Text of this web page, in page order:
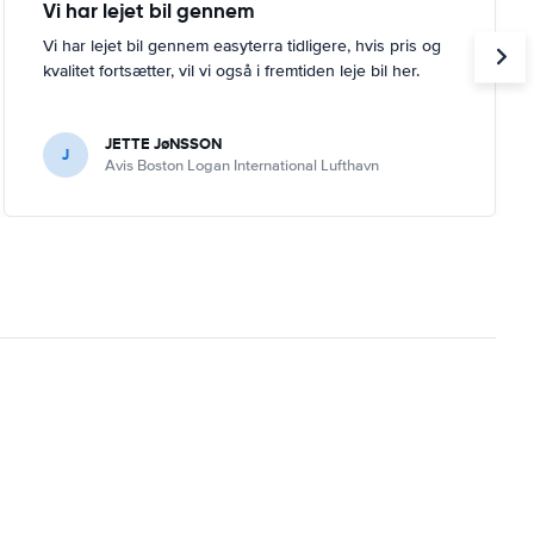
Vi har lejet bil gennem
Vi har lejet bil gennem easyterra tidligere, hvis pris og
kvalitet fortsætter, vil vi også i fremtiden leje bil her.
J JETTE JøNSSON
Avis Boston Logan International Lufthavn